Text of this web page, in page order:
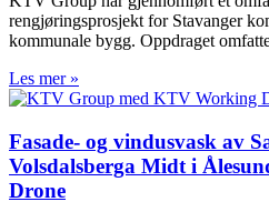
rengjøringsprosjekt for Stavanger
kommunale bygg. Oppdraget
Les mer »
Fasade- og vindusvask av
Volsdalsberga Midt i
Drone